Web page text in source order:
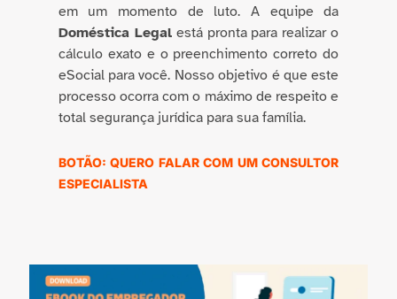
em um momento de luto. A equipe da
Doméstica Legalestá pronta para realizar o
cálculo exato e o preenchimento correto do
eSocial para você. Nosso objetivo é que este
processo ocorra com o máximo de respeito e
total segurança jurídica para sua família.
BOTÃO: QUERO FALAR COM UM CONSULTOR
ESPECIALISTA